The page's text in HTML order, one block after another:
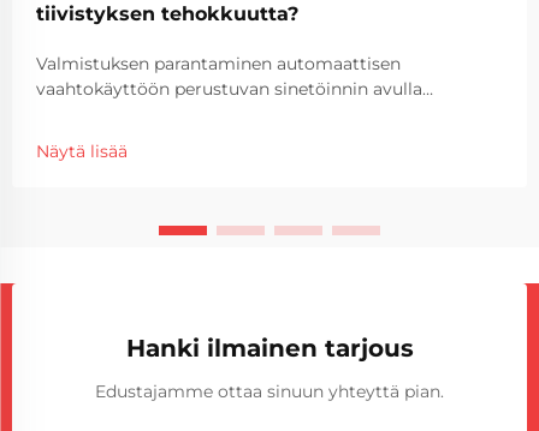
tiivistyksen tehokkuutta?
Valmistuksen parantaminen automaattisen
vaahtokäyttöön perustuvan sinetöinnin avulla
kilpailuetua säilyttämiseksi. Automaation integrointi
vaahtokäyttöprosesseihin on muuttanut...
Näytä lisää
Hanki ilmainen tarjous
Edustajamme ottaa sinuun yhteyttä pian.